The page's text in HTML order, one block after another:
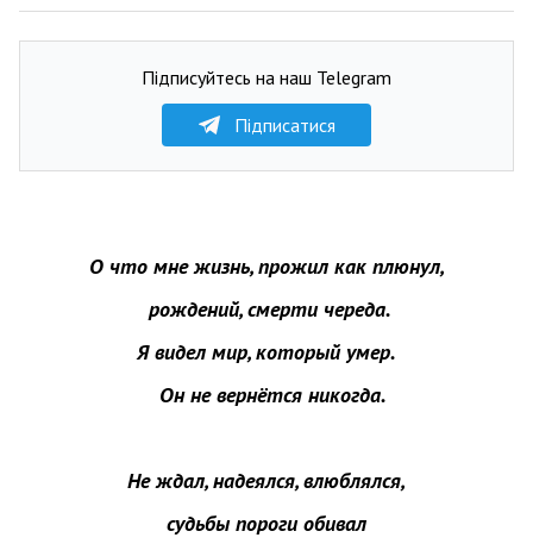
Підписуйтесь на наш Telegram
Підписатися
О что мне жизнь, прожил как плюнул,
рождений, смерти череда.
Я видел мир, который умер.
Он не вернётся никогда.
Не ждал, надеялся, влюблялся,
судьбы пороги обивал